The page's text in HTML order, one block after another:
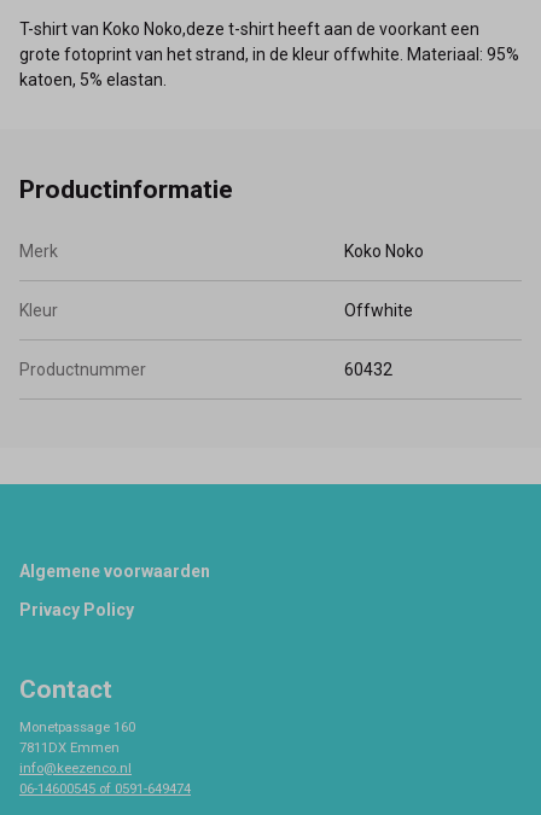
T-shirt van Koko Noko,deze t-shirt heeft aan de voorkant een
grote fotoprint van het strand, in de kleur offwhite. Materiaal: 95%
katoen, 5% elastan.
Productinformatie
Merk Koko Noko
Kleur Offwhite
Productnummer 60432
Footer
Algemene voorwaarden
Privacy Policy
Contact
Monetpassage 160
7811DX Emmen
info@keezenco.nl
06-14600545 of 0591-649474